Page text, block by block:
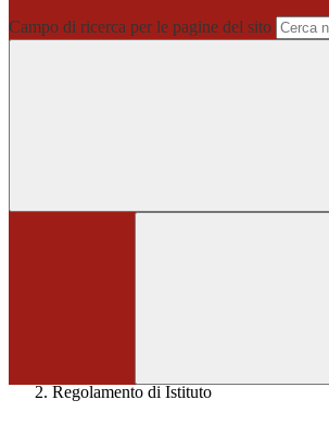
Campo di ricerca per le pagine del sito
Regolamento di Istituto